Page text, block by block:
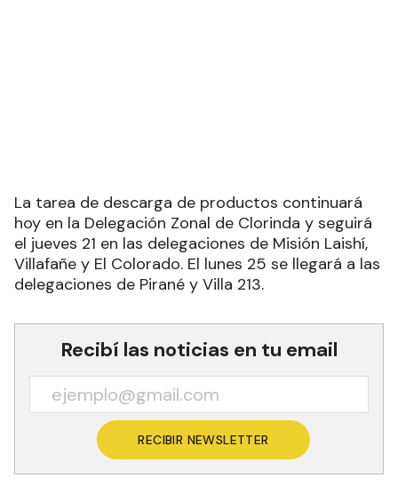
La tarea de descarga de productos continuará
hoy en la Delegación Zonal de Clorinda y seguirá
el jueves 21 en las delegaciones de Misión Laishí,
Villafañe y El Colorado. El lunes 25 se llegará a las
delegaciones de Pirané y Villa 213.
Recibí las noticias en tu email
RECIBIR NEWSLETTER